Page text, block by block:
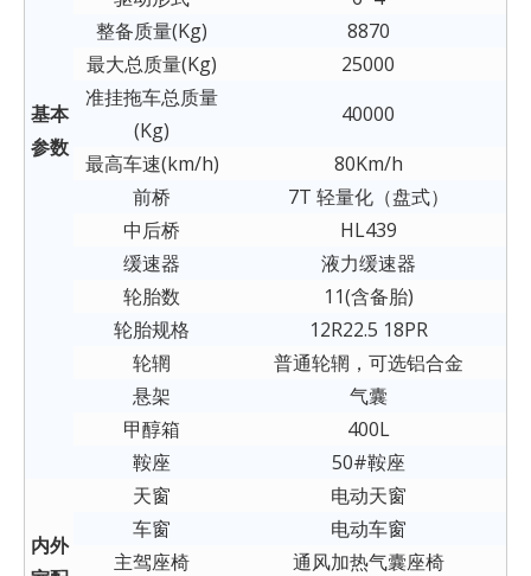
基本
参数
整备质量(Kg)
8870
最大总质量(Kg)
25000
准挂拖车总质量
(Kg)
40000
最高车速(km/h)
80Km/h
前桥
7T 轻量化（盘式）
中后桥
HL439
缓速器
液力缓速器
轮胎数
11(含备胎)
轮胎规格
12R22.5 18PR
轮辋
普通轮辋，可选铝合金
悬架
气囊
甲醇箱
400L
鞍座
50#鞍座
内外
天窗
电动天窗
车窗
电动车窗
主驾座椅
通风加热气囊座椅